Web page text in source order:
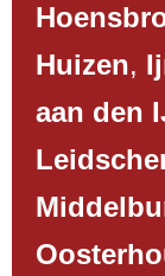
Huizen,
aan den